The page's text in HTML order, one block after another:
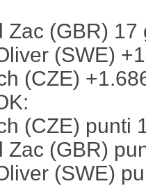
Zac (GBR) 17
(SWE)
(CZE)
(CZE) punti
Zac (GBR)
(SWE)